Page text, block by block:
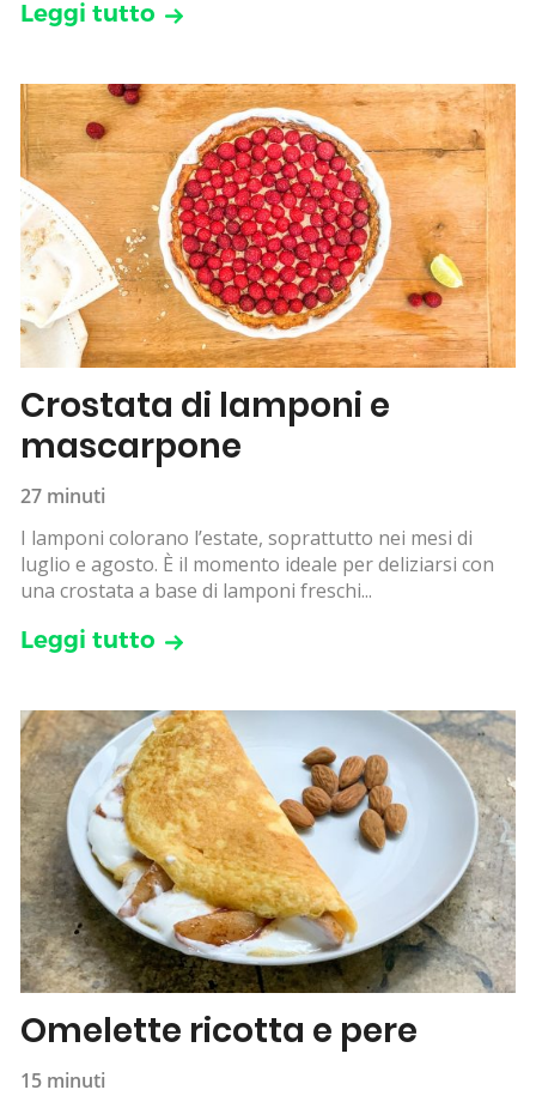
Leggi tutto
Crostata di lamponi e
mascarpone
27 minuti
I lamponi colorano l’estate, soprattutto nei mesi di
luglio e agosto. È il momento ideale per deliziarsi con
una crostata a base di lamponi freschi...
Leggi tutto
Omelette ricotta e pere
15 minuti